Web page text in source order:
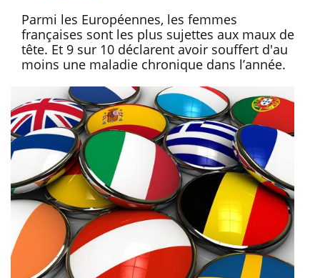
Parmi les Européennes, les femmes
françaises sont les plus sujettes aux maux de
tête. Et 9 sur 10 déclarent avoir souffert d'au
moins une maladie chronique dans l’année.